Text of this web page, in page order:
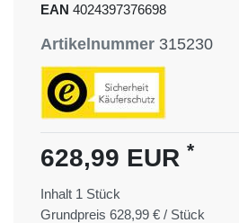
EAN 4024397376698
Artikelnummer 315230
628,99 EUR *
Inhalt 1 Stück
Grundpreis 628,99 € / Stück